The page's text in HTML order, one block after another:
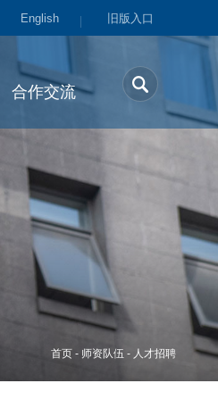
English 旧版入口
合作交流
首页 - 师资队伍 - 人才招聘